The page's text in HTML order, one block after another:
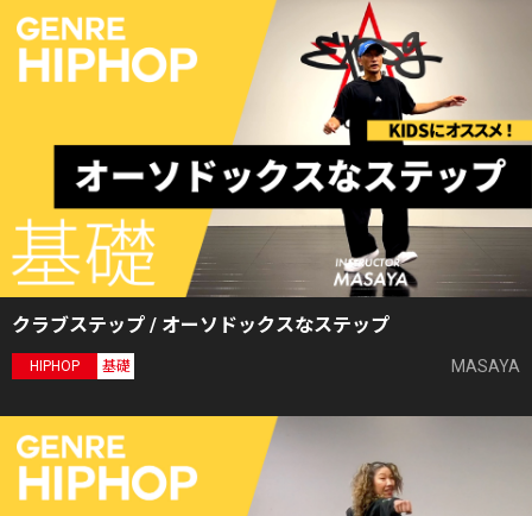
クラブステップ / オーソドックスなステップ
HIPHOP 基礎 MASAYA